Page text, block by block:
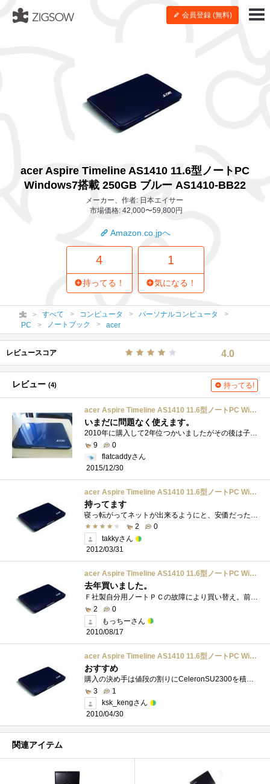
会員登録 (無料)
acer Aspire Timeline AS1410 11.6型ノートPC
Windows7搭載 250GB ブルー AS1410-BB22
メーカー、作者: 日本エイサー
市場価格: 42,000〜59,800円
Amazon.co.jpへ
4
持ってる！
1
気になる！
すべて コンピュータ
パーソナルコンピュータ
PC
ノートブック acer
レビュースコア 4.0
レビュー (4) 持ってる!
acer Aspire Timeline AS1410 11.6型ノートPC Windows7搭載 250GB ブルー AS1410-BB22
いまだに問題なく使えます。
2010年に購入して2年位つかいましたがその後は子供が使っていました。大掃除(2015年末)で目にしたので子供に聞くと使っていないとの事、さらに聞...
9
0
flatcaddyさん
2015/12/30
acer Aspire Timeline AS1410 11.6型ノートPC Windows7搭載 250GB ブルー AS1410-BB22
持ってます
2
0
takkyさん
2012/03/31
acer Aspire Timeline AS1410 11.6型ノートPC Windows7搭載 250GB ブルー AS1410-BB22
去年買いました。
Ｆ社製自分用ノートＰＣの故障により買い替え。前評判通りの快適さ＆軽さ＆画面の大きさで大満足でした。台湾製パソコンももう日本製と遜色�...
2
0
もっちーさん
2010/08/17
acer Aspire Timeline AS1410 11.6型ノートPC Windows7搭載 250GB ブルー AS1410-BB22
おすすめ
購入の決め手は値段の割りにCeleronSU2300を積んでいる点。WEBカメラ・HDMI・1000Mbpsといったかゆいところにも手が届いてる点も見逃せない。あと、wima...
3
1
ksk_kengさん
2010/04/30
関連アイテム